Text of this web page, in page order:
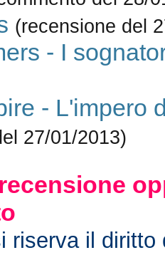
(recensione del
- I
- L'impero
27/01/2013)
riserva il diritto